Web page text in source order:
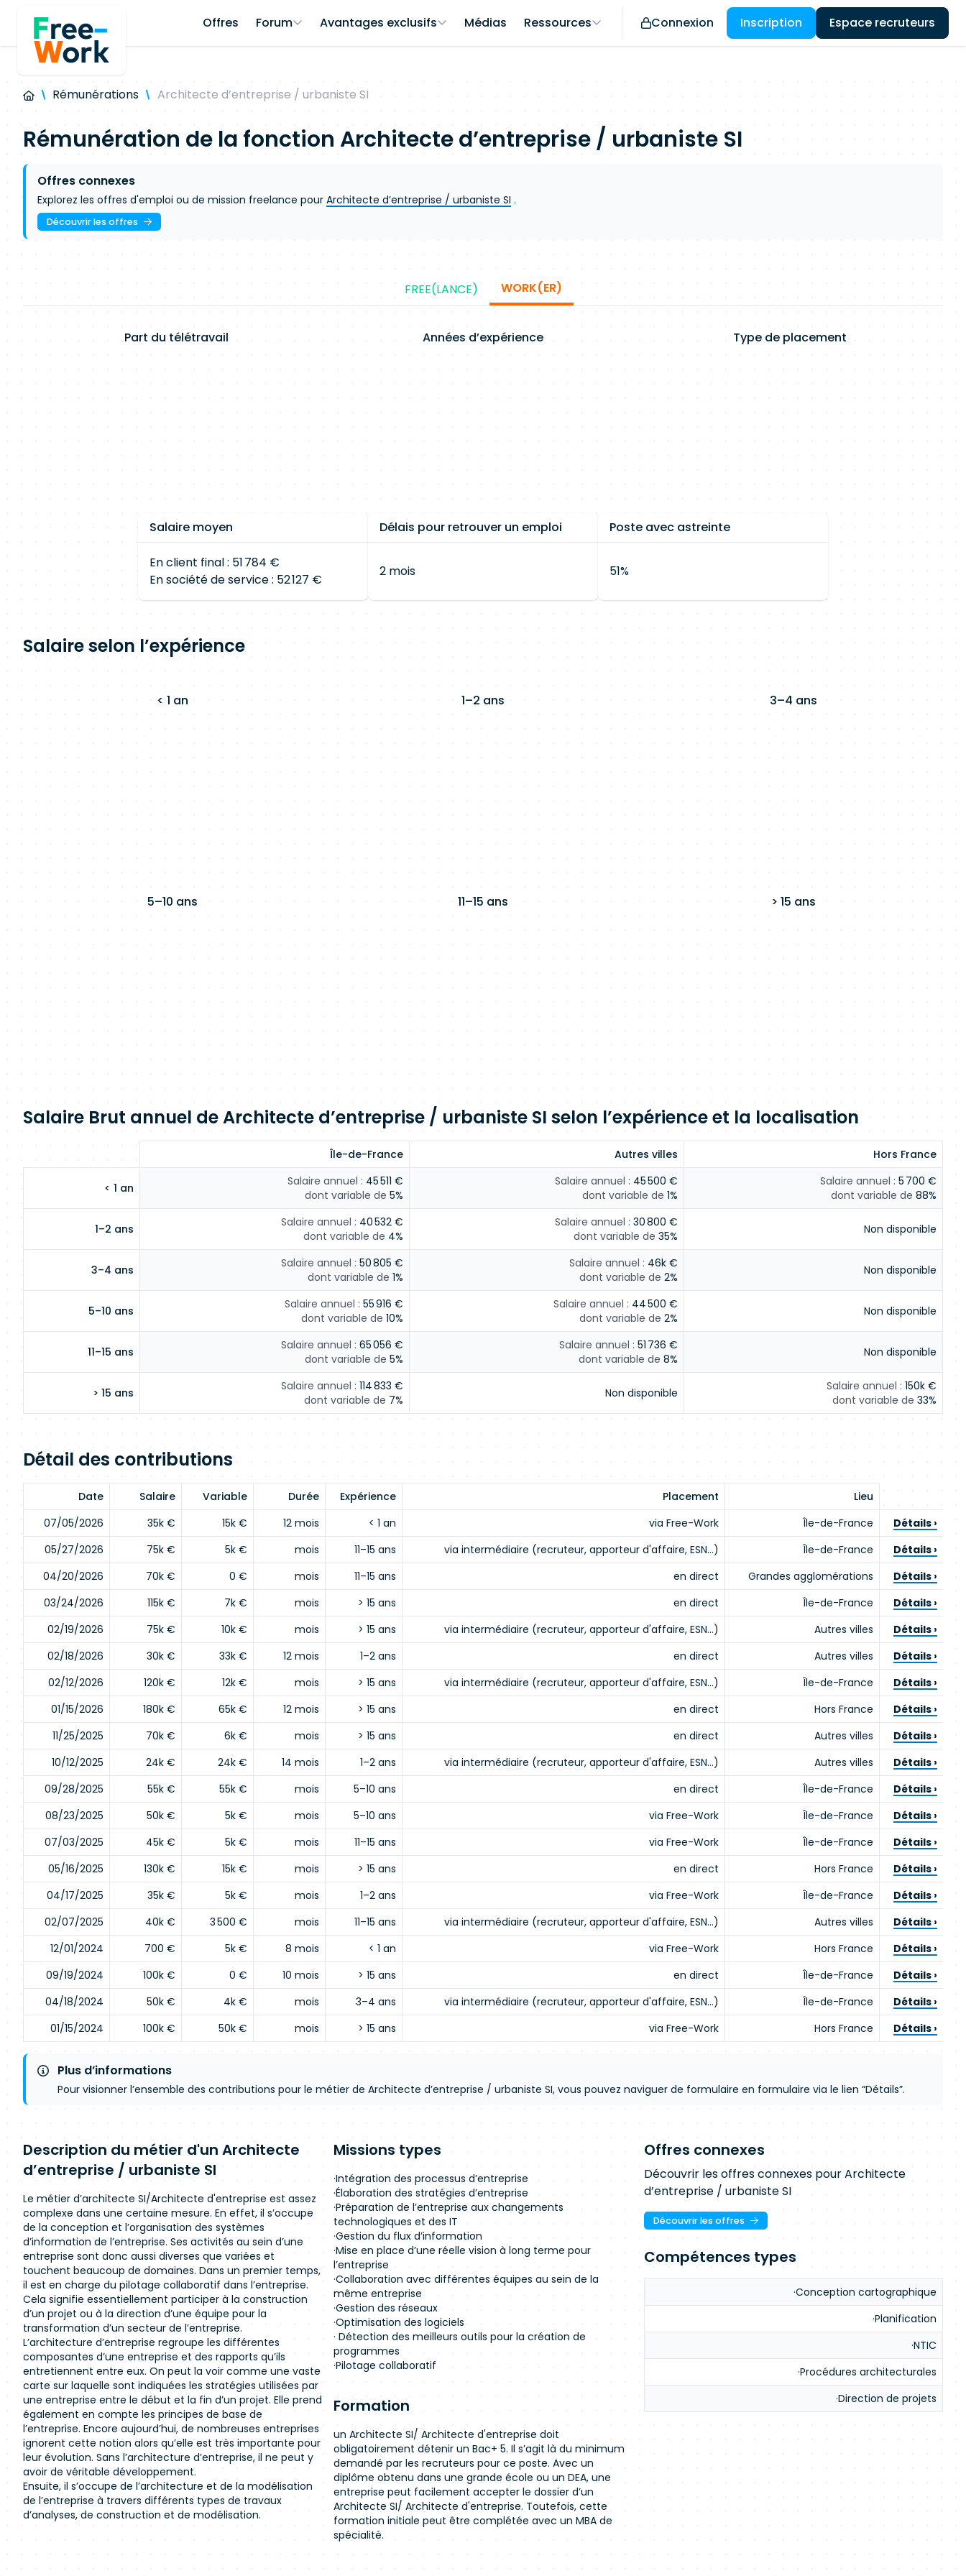
Offres Forum Avantages exclusifs Médias Ressources Connexion Inscription Espace recruteurs
Rémunérations Architecte d’entreprise / urbaniste SI
Rémunération de la fonction Architecte d’entreprise / urbaniste SI
Offres connexes
Explorez les offres d'emploi ou de mission freelance pour Architecte d’entreprise / urbaniste SI .
Découvrir les offres
FREE(LANCE) WORK(ER)
Part du télétravail Années d’expérience Type de placement
Salaire moyen
En client final : 51 784 €
En société de service : 52 127 €
Délais pour retrouver un emploi
2 mois
Poste avec astreinte
51%
Salaire selon l’expérience
< 1 an 1–2 ans 3–4 ans
5–10 ans 11–15 ans > 15 ans
Salaire Brut annuel de Architecte d’entreprise / urbaniste SI selon l’expérience et la localisation
Île-de-France Autres villes Hors France
< 1 an Salaire annuel : 45 511 €
dont variable de 5%
Salaire annuel : 45 500 €
dont variable de 1%
Salaire annuel : 5 700 €
dont variable de 88%
1–2 ans Salaire annuel : 40 532 €
dont variable de 4%
Salaire annuel : 30 800 €
dont variable de 35% Non disponible
3–4 ans Salaire annuel : 50 805 €
dont variable de 1%
Salaire annuel : 46k €
dont variable de 2% Non disponible
5–10 ans Salaire annuel : 55 916 €
dont variable de 10%
Salaire annuel : 44 500 €
dont variable de 2% Non disponible
11–15 ans Salaire annuel : 65 056 €
dont variable de 5%
Salaire annuel : 51 736 €
dont variable de 8% Non disponible
> 15 ans Salaire annuel : 114 833 €
dont variable de 7% Non disponible Salaire annuel : 150k €
dont variable de 33%
Détail des contributions
Date Salaire Variable Durée Expérience Placement
Lieu
07/05/2026
35k € 15k € 12 mois < 1 an via Free-Work Île-de-France
Détails ›
05/27/2026
75k € 5k € mois 11–15 ans via intermédiaire (recruteur, apporteur d'affaire, ESN…) Île-de-France
Détails ›
04/20/2026
70k € 0 € mois 11–15 ans en direct Grandes agglomérations
Détails ›
03/24/2026
115k € 7k € mois > 15 ans en direct Île-de-France
Détails ›
02/19/2026
75k € 10k € mois > 15 ans via intermédiaire (recruteur, apporteur d'affaire, ESN…) Autres villes
Détails ›
02/18/2026
30k € 33k € 12 mois 1–2 ans en direct Autres villes
Détails ›
02/12/2026
120k € 12k € mois > 15 ans via intermédiaire (recruteur, apporteur d'affaire, ESN…) Île-de-France
Détails ›
01/15/2026
180k € 65k € 12 mois > 15 ans en direct Hors France
Détails ›
11/25/2025
70k € 6k € mois > 15 ans en direct Autres villes
Détails ›
10/12/2025
24k € 24k € 14 mois 1–2 ans via intermédiaire (recruteur, apporteur d'affaire, ESN…) Autres villes
Détails ›
09/28/2025
55k € 55k € mois 5–10 ans en direct Île-de-France
Détails ›
08/23/2025
50k € 5k € mois 5–10 ans via Free-Work Île-de-France
Détails ›
07/03/2025
45k € 5k € mois 11–15 ans via Free-Work Île-de-France
Détails ›
05/16/2025
130k € 15k € mois > 15 ans en direct Hors France
Détails ›
04/17/2025
35k € 5k € mois 1–2 ans via Free-Work Île-de-France
Détails ›
02/07/2025
40k € 3 500 € mois 11–15 ans via intermédiaire (recruteur, apporteur d'affaire, ESN…) Autres villes
Détails ›
12/01/2024
700 € 5k € 8 mois < 1 an via Free-Work Hors France
Détails ›
09/19/2024
100k € 0 € 10 mois > 15 ans en direct Île-de-France
Détails ›
04/18/2024
50k € 4k € mois 3–4 ans via intermédiaire (recruteur, apporteur d'affaire, ESN…) Île-de-France
Détails ›
01/15/2024
100k € 50k € mois > 15 ans via Free-Work Hors France Détails ›
Plus d’informations
Pour visionner l’ensemble des contributions pour le métier de Architecte d’entreprise / urbaniste SI, vous pouvez naviguer de formulaire en formulaire via le lien “Détails”.
Description du métier d'un Architecte
d’entreprise / urbaniste SI
Le métier d’architecte SI/Architecte d'entreprise est assez
complexe dans une certaine mesure. En effet, il s’occupe
de la conception et l’organisation des systèmes
d’information de l’entreprise. Ses activités au sein d’une
entreprise sont donc aussi diverses que variées et
touchent beaucoup de domaines. Dans un premier temps,
il est en charge du pilotage collaboratif dans l’entreprise.
Cela signifie essentiellement participer à la construction
d’un projet ou à la direction d’une équipe pour la
transformation d’un secteur de l’entreprise.
L’architecture d’entreprise regroupe les différentes
composantes d’une entreprise et des rapports qu’ils
entretiennent entre eux. On peut la voir comme une vaste
carte sur laquelle sont indiquées les stratégies utilisées par
une entreprise entre le début et la fin d’un projet. Elle prend
également en compte les principes de base de
l’entreprise. Encore aujourd’hui, de nombreuses entreprises
ignorent cette notion alors qu’elle est très importante pour
leur évolution. Sans l’architecture d’entreprise, il ne peut y
avoir de véritable développement.
Ensuite, il s’occupe de l’architecture et de la modélisation
de l’entreprise à travers différents types de travaux
d’analyses, de construction et de modélisation.
Missions types
·Intégration des processus d’entreprise
·Élaboration des stratégies d’entreprise
·Préparation de l’entreprise aux changements
technologiques et des IT
·Gestion du flux d’information
·Mise en place d’une réelle vision à long terme pour
l’entreprise
·Collaboration avec différentes équipes au sein de la
même entreprise
·Gestion des réseaux
·Optimisation des logiciels
· Détection des meilleurs outils pour la création de
programmes
·Pilotage collaboratif
Formation
un Architecte SI/ Architecte d'entreprise doit
obligatoirement détenir un Bac+ 5. Il s’agit là du minimum
demandé par les recruteurs pour ce poste. Avec un
diplôme obtenu dans une grande école ou un DEA, une
entreprise peut facilement accepter le dossier d’un
Architecte SI/ Architecte d'entreprise. Toutefois, cette
formation initiale peut être complétée avec un MBA de
spécialité.
Offres connexes
Découvrir les offres connexes pour Architecte
d’entreprise / urbaniste SI
Découvrir les offres
Compétences types
·Conception cartographique
·Planification
·NTIC
·Procédures architecturales
·Direction de projets